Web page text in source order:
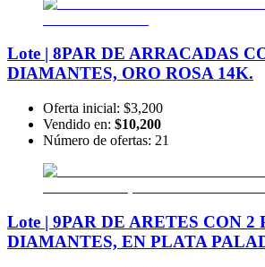
Lote | 8PAR DE ARRACADAS
DIAMANTES, ORO ROSA 14K.
Oferta inicial: $3,200
Vendido en: $10,200
Número de ofertas: 21
Lote | 9PAR DE ARETES CON 2
DIAMANTES, EN PLATA